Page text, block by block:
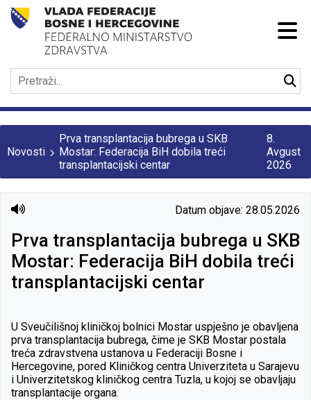
Novosti
Prva transplantacija bubrega u SKB
Mostar: Federacija BiH dobila treći
transplantacijski centar
8.
Avgust
2026
Datum objave: 28.05.2026
Prva transplantacija bubrega u SKB
Mostar: Federacija BiH dobila treći
transplantacijski centar
U Sveučilišnoj kliničkoj bolnici Mostar uspješno je obavljena
prva transplantacija bubrega, čime je SKB Mostar postala
treća zdravstvena ustanova u Federaciji Bosne i
Hercegovine, pored Kliničkog centra Univerziteta u Sarajevu
i Univerzitetskog kliničkog centra Tuzla, u kojoj se obavljaju
transplantacije organa.